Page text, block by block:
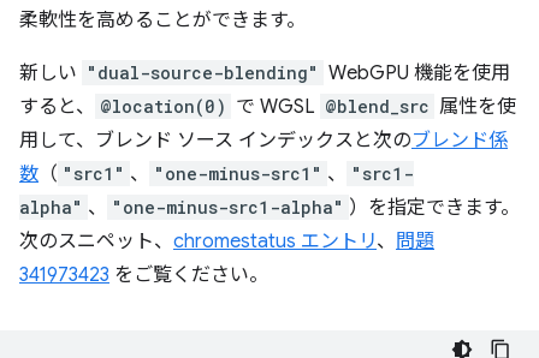
柔軟性を高めることができます。
新しい "dual-source-blending" WebGPU 機能を使用
すると、
@location(0) で WGSL @blend_src 属性を使
用して、ブレンド ソース インデックスと次のブレンド係
数 （ "src1" 、 "one-minus-src1" 、
"src1-
alpha" 、 "one-minus-src1-alpha" ）を指定できます。
次のスニペット、 chromestatus エントリ、 問題
341973423 をご覧ください。